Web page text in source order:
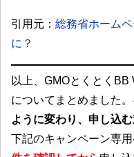
引用元： 総務省ホーム
に？
以上、GMOとくとく
についてまとめました。
ように変わり、申し込
下記のキャンペーン専用